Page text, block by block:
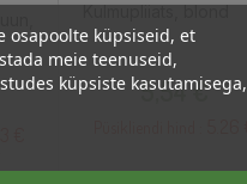
€
Hind
5,54 €
osapoolte küpsiseid, et
meie teenuseid,
küpsiste kasutamisega,